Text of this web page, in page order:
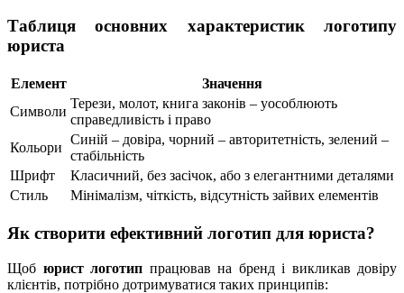
Таблиця основних характеристик логотипу
юриста
Елемент
Значення
Символи
Терези, молот, книга законів – уособлюють
справедливість і право
Кольори
Синій – довіра, чорний – авторитетність, зелений –
стабільність
Шрифт
Класичний, без засічок, або з елегантними деталями
Стиль
Мінімалізм, чіткість, відсутність зайвих елементів
Як створити ефективний логотип для юриста?
Щоб юрист логотип працював на бренд і викликав довіру
клієнтів, потрібно дотримуватися таких принципів: